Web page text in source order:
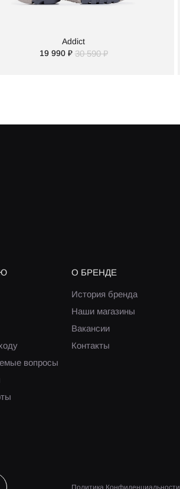
Addict
19 990 ₽ 30 590 ₽
вопросы
О БРЕНДЕ
История бренда
Наши магазины
Вакансии
Контакты
Политика Конфиденциальности